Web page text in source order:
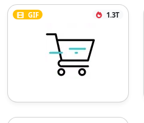
GIF 1.3T